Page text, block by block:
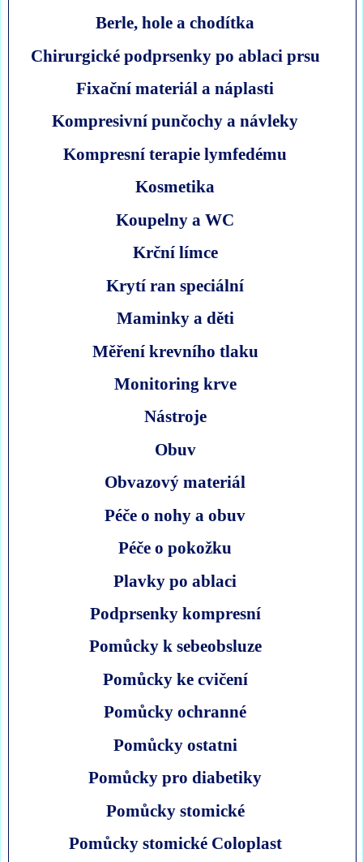
Berle, hole a chodítka
Chirurgické podprsenky po ablaci prsu
Fixační materiál a náplasti
Kompresivní punčochy a návleky
Kompresní terapie lymfedému
Kosmetika
Koupelny a WC
Krční límce
Krytí ran speciální
Maminky a děti
Měření krevního tlaku
Monitoring krve
Nástroje
Obuv
Obvazový materiál
Péče o nohy a obuv
Péče o pokožku
Plavky po ablaci
Podprsenky kompresní
Pomůcky k sebeobsluze
Pomůcky ke cvičení
Pomůcky ochranné
Pomůcky ostatni
Pomůcky pro diabetiky
Pomůcky stomické
Pomůcky stomické Coloplast